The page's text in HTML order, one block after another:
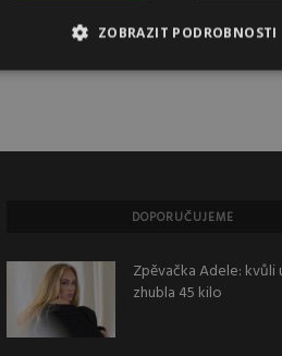
Reklama
DOPORUČUJEME
Zpěvačka Adele: kvůli
zhubla 45 kilo
ZOBRAZIT PODROBNOSTI